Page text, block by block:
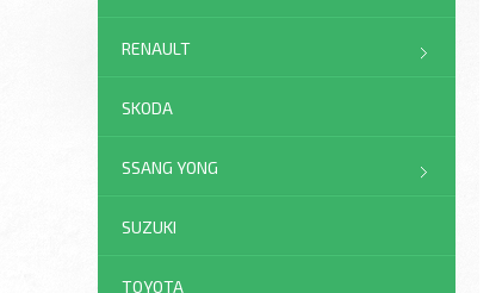
RENAULT
SKODA
SSANG YONG
SUZUKI
TOYOTA